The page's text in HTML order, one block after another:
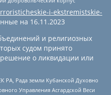
i-ekstremistskie-
на 16.11.2023
и религиозных
судом принято
о ликвидации или
РА, Рада земли Кубанской Духовно
Управления Асгардской Веси